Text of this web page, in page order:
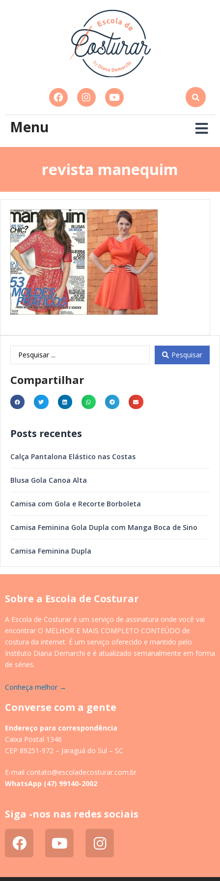
Menu
revista manequim
Pesquisar
Compartilhar
Posts recentes
Calça Pantalona Elástico nas Costas
Blusa Gola Canoa Alta
Camisa com Gola e Recorte Borboleta
Camisa Feminina Gola Dupla com Manga Boca de Sino
Camisa Feminina Dupla
Sobre a Escola de Costurar
A Escola de Costurar é um serviço de assinatura onde você vai
encontrar O MELHOR E MAIS COMPLETO CONTEÚDO de
costura da internet. É um serviço oferecido e mantido pelo
Instituto Diana Demarchi e é atualizado semanalmente em forma
de séries.
Conheça melhor →
Converse com a gente
Endereço para correspondência
Caixa Postal 1346
CEP 89251-972 – Jaraguá do Sul – SC
E-mail contato@escoladecosturar.com.br
WhatsApp (47) 99140-2002
Siga -nos nas redes sociais